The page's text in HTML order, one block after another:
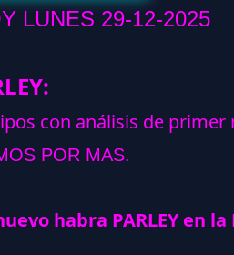
LUNES 29-12-2025
con análisis de primer
POR MAS.
habra PARLEY en